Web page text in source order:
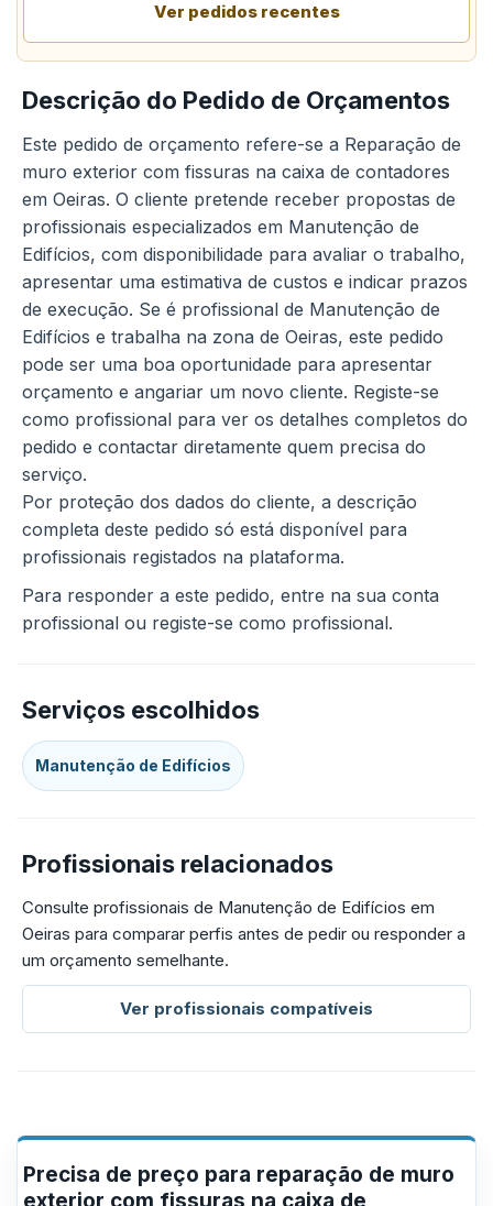
Ver pedidos recentes
Descrição do Pedido de Orçamentos
Este pedido de orçamento refere-se a Reparação de
muro exterior com fissuras na caixa de contadores
em Oeiras. O cliente pretende receber propostas de
profissionais especializados em Manutenção de
Edifícios, com disponibilidade para avaliar o trabalho,
apresentar uma estimativa de custos e indicar prazos
de execução. Se é profissional de Manutenção de
Edifícios e trabalha na zona de Oeiras, este pedido
pode ser uma boa oportunidade para apresentar
orçamento e angariar um novo cliente. Registe-se
como profissional para ver os detalhes completos do
pedido e contactar diretamente quem precisa do
serviço.
Por proteção dos dados do cliente, a descrição
completa deste pedido só está disponível para
profissionais registados na plataforma.
Para responder a este pedido, entre na sua conta
profissional ou registe-se como profissional.
Serviços escolhidos
Manutenção de Edifícios
Profissionais relacionados
Consulte profissionais de Manutenção de Edifícios em
Oeiras para comparar perfis antes de pedir ou responder a
um orçamento semelhante.
Ver profissionais compatíveis
Precisa de preço para reparação de muro